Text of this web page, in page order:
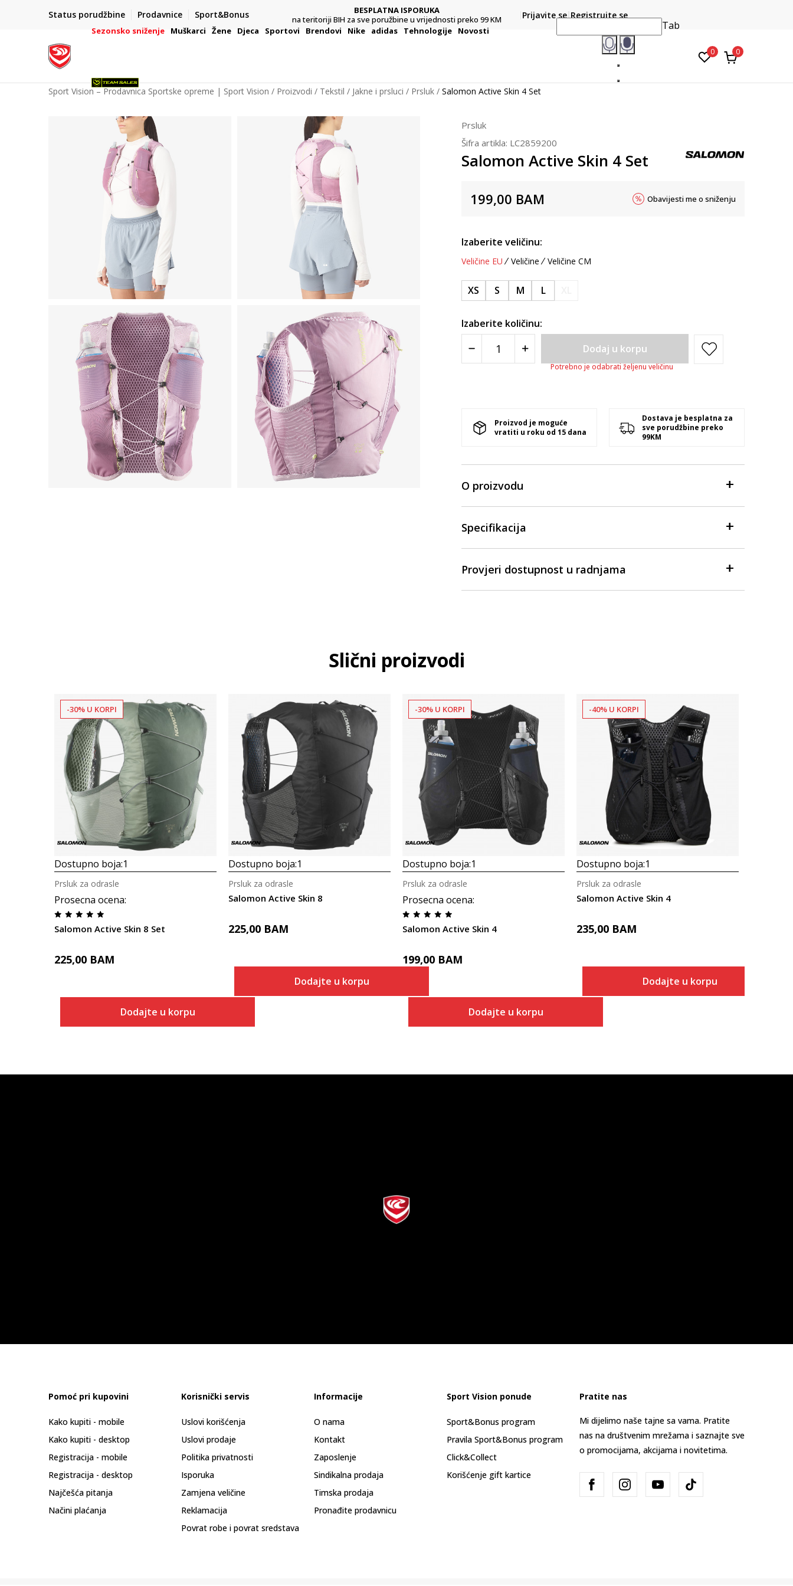
Status porudžbine Prodavnice Sport&Bonus
POZOVITE NAS NA : 055/490-400
Pon-Pet od 9h - 16h
BESPLATNA ISPORUKA
na teritoriji BIH za sve poružbine u vrijednosti preko 99 KM
Platite karticom online i preuzmite u prodavnici po vašem
Prijavite se Registrujte se
Sezonsko sniženje Muškarci Žene Djeca Sportovi Brendovi Nike adidas Tehnologije Novosti Tab
0 0
Sport Vision – Prodavnica Sportske opreme | Sport Vision Proizvodi Tekstil Jakne i prsluci Prsluk Salomon Active Skin 4 Set
Prsluk
Šifra artikla: LC2859200
Salomon Active Skin 4 Set
199,00 BAM Obavijesti me o sniženju
Izaberite veličinu:
Veličine EU Veličine Veličine CM
XS S M L
Izaberite količinu:
Dodaj u korpu
Potrebno je odabrati željenu veličinu
Proizvod je moguće
vratiti u roku od 15 dana
Dostava je besplatna za
sve porudžbine preko
99KM
O proizvodu
Specifikacija
Provjeri dostupnost u radnjama
Slični proizvodi
-30% U KORPI
Dostupno boja:1
Prosecna ocena:
Salomon Active Skin 8 Set
Prsluk za odrasle
225,00 BAM
Dodajte u korpu
Dostupno boja:1
Salomon Active Skin 8
Prsluk za odrasle
225,00 BAM
Dodajte u korpu
-30% U KORPI
Dostupno boja:1
Prosecna ocena:
Salomon Active Skin 4
Prsluk za odrasle
199,00 BAM
Dodajte u korpu
-40% U KORPI
Dostupno boja:1
Salomon Active Skin 4
Prsluk za odrasle
235,00 BAM
Dodajte u korpu
Pomoć pri kupovini
Kako kupiti - mobile
Kako kupiti - desktop
Registracija - mobile
Registracija - desktop
Najčešća pitanja
Načini plaćanja
Korisnički servis
Uslovi korišćenja
Uslovi prodaje
Politika privatnosti
Isporuka
Zamjena veličine
Reklamacija
Povrat robe i povrat sredstava
Informacije
O nama
Kontakt
Zaposlenje
Sindikalna prodaja
Timska prodaja
Pronađite prodavnicu
Sport Vision ponude
Sport&Bonus program
Pravila Sport&Bonus program
Click&Collect
Korišćenje gift kartice
Pratite nas
Mi dijelimo naše tajne sa vama. Pratite
nas na društvenim mrežama i saznajte sve
o promocijama, akcijama i novitetima.